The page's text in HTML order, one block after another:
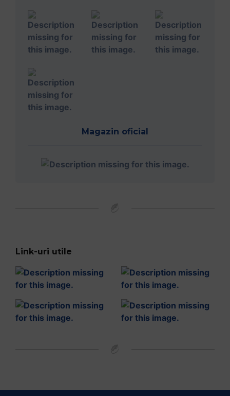
Magazin oficial
Link-uri utile